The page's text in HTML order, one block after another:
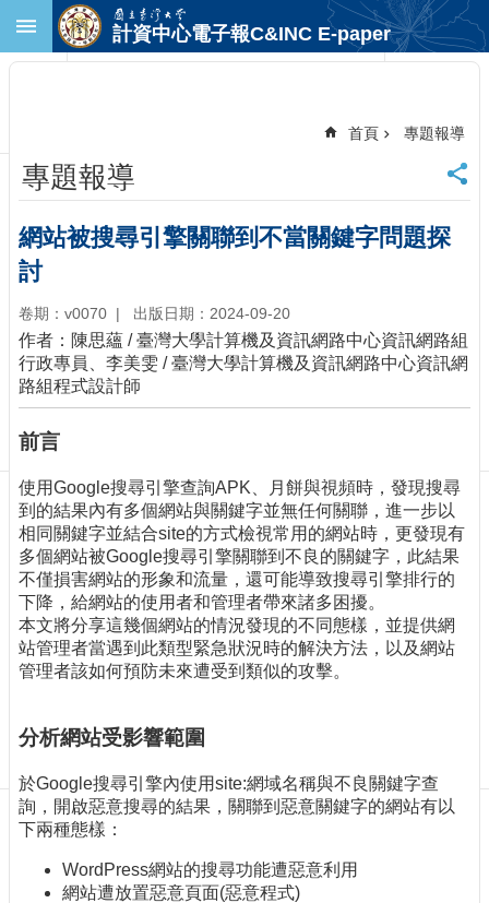
跳到主要內容區塊
首
頁
臺
大
計
中
首
頁
絡
訊
訂
閱/
取
消
網
站
導
最
消
息
計資中心電子報C&INC E-paper
首頁 專題報導
專題報導
網站被搜尋引擎關聯到不當關鍵字問題探
討
卷期：v0070 出版日期：2024-09-20
作者：陳思蘊 / 臺灣大學計算機及資訊網路中心資訊網路組
行政專員、李美雯 / 臺灣大學計算機及資訊網路中心資訊網
路組程式設計師
前言
使用Google搜尋引擎查詢APK、月餅與視頻時，發現搜尋
到的結果內有多個網站與關鍵字並無任何關聯，進一步以
相同關鍵字並結合site的方式檢視常用的網站時，更發現有
多個網站被Google搜尋引擎關聯到不良的關鍵字，此結果
不僅損害網站的形象和流量，還可能導致搜尋引擎排行的
下降，給網站的使用者和管理者帶來諸多困擾。
本文將分享這幾個網站的情況發現的不同態樣，並提供網
站管理者當遇到此類型緊急狀況時的解決方法，以及網站
管理者該如何預防未來遭受到類似的攻擊。
分析網站受影響範圍
於Google搜尋引擎內使用site:網域名稱與不良關鍵字查
詢，開啟惡意搜尋的結果，關聯到惡意關鍵字的網站有以
下兩種態樣：
WordPress網站的搜尋功能遭惡意利用
網站遭放置惡意頁面(惡意程式)